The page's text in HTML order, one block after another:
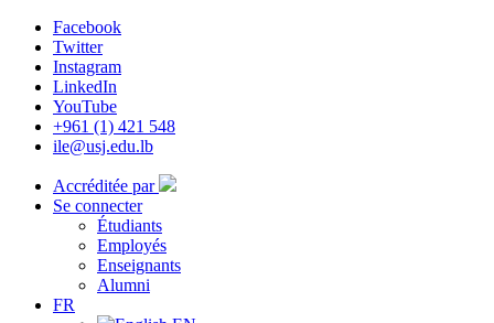
Facebook
Twitter
Instagram
LinkedIn
YouTube
+961 (1) 421 548
ile@usj.edu.lb
Accréditée par
Se connecter
Étudiants
Employés
Enseignants
Alumni
FR